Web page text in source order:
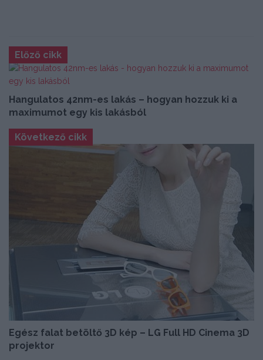
Előző cikk
Hangulatos 42nm-es lakás – hogyan hozzuk ki a
maximumot egy kis lakásból
Következő cikk
Egész falat betöltő 3D kép – LG Full HD Cinema 3D
projektor